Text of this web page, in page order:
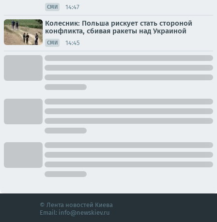
СМИ 14:47
Колесник: Польша рискует стать стороной
конфликта, сбивая ракеты над Украиной
СМИ 14:45
© Лента новостей Киева
Email: info@newskiev.ru